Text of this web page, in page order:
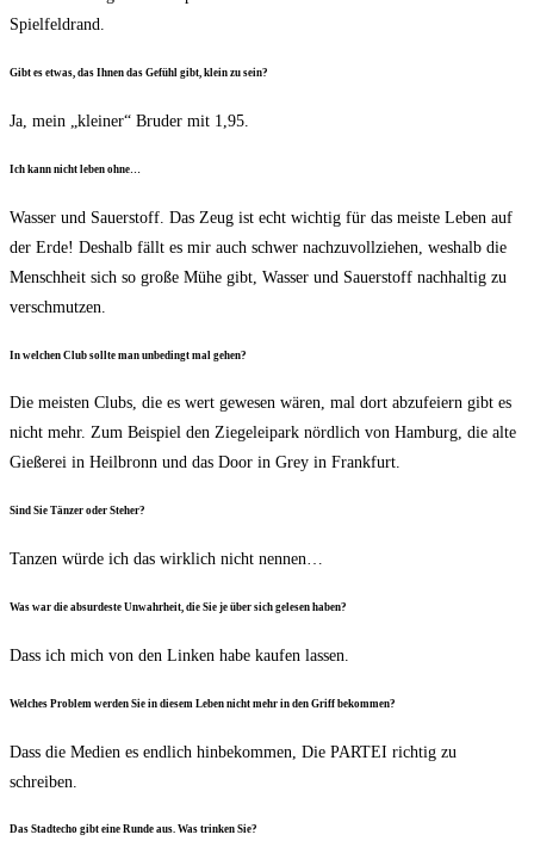
Spielfeldrand.
Gibt es etwas, das Ihnen das Gefühl gibt, klein zu sein?
Ja, mein „klei­ner“ Bru­der mit 1,95.
Ich kann nicht leben ohne…
Was­ser und Sau­er­stoff. Das Zeug ist echt wich­tig für das meis­te Leben auf
der Erde! Des­halb fällt es mir auch schwer nach­zu­voll­zie­hen, wes­halb die
Mensch­heit sich so gro­ße Mühe gibt, Was­ser und Sau­er­stoff nach­hal­tig zu
verschmutzen.
In wel­chen Club soll­te man unbe­dingt mal gehen?
Die meis­ten Clubs, die es wert gewe­sen wären, mal dort abzu­fei­ern gibt es
nicht mehr. Zum Bei­spiel den Zie­ge­lei­park nörd­lich von Ham­burg, die alte
Gie­ße­rei in Heil­bronn und das Door in Grey in Frankfurt.
Sind Sie Tän­zer oder Steher?
Tan­zen wür­de ich das wirk­lich nicht nennen…
Was war die absur­des­te Unwahr­heit, die Sie je über sich gele­sen haben?
Dass ich mich von den Lin­ken habe kau­fen lassen.
Wel­ches Pro­blem wer­den Sie in die­sem Leben nicht mehr in den Griff bekommen?
Dass die Medi­en es end­lich hin­be­kom­men, Die PARTEI rich­tig zu
schreiben.
Das Stadt­echo gibt eine Run­de aus. Was trin­ken Sie?